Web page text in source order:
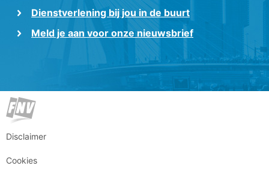
Dienstverlening bij jou in de buurt
Meld je aan voor onze nieuwsbrief
Disclaimer
Cookies